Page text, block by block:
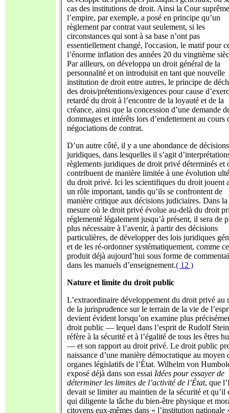
cas des institutions de droit. Ainsi la Cour
l’empire, par exemple, a posé en principe qu’un
règlement par contrat vaut seulement, si les
circonstances qui sont à sa base n’ont pas
essentiellement changé, l'occasion, le matif pour
l’énorme inflation des années 20 du vingtième
Par ailleurs, on développa un droit général de la
personnalité et on introduisit en tant que nouvelle
institution de droit entre autres, le principe de
des drois/prétentions/exigences pour cause
retardé du droit à l’encontre de la loyauté et de la
créance, ainsi que la concession d’une demande
dommages et intérêts lors d’endettement au cours
négociations de contrat.
D’un autre côté, il y a une abondance de décisions
juridiques, dans lesquelles il s’agit
règlements juridiques de droit privé déterminés et
contribuent de manière limitée à une évolution
du droit privé. Ici les scientifiques du droit jouent
un rôle important, tandis qu’ils se confrontent de
manière critique aux décisions judiciaires. Dans la
mesure où le droit privé évolue au-delà du droit
réglementé légalement jusqu’à présent, il sera de
plus nécessaire à l’avenir, à partir des décisions
particulières, de développer des lois juridiques
et de les ré-ordonner systématiquement, comme
produit déjà aujourd’hui sous forme de
dans les manuels d’enseignement.( 12 )
Nature et limite du droit public
L’extraordinaire développement du droit privé au
de la jurisprudence sur le terrain de la vie de
devient évident lorsqu’on examine plus
droit public — lequel dans l’esprit de Rudolf
réfère à la sécurité et à l’égalité de tous les êtres
— et son rapport au droit privé. Le droit public
naissance d’une manière démocratique au moyen
organes législatifs de l’État. Wilhelm von
exposé déjà dans son essai Idées pour essayer de
déterminer les limites de l’activité de l’État, que
devait se limiter au maintien de la sécurité et qu’il
qui diligente la tâche du bien-être physique et
citoyens eux-mêmes dans « l’institution nationale